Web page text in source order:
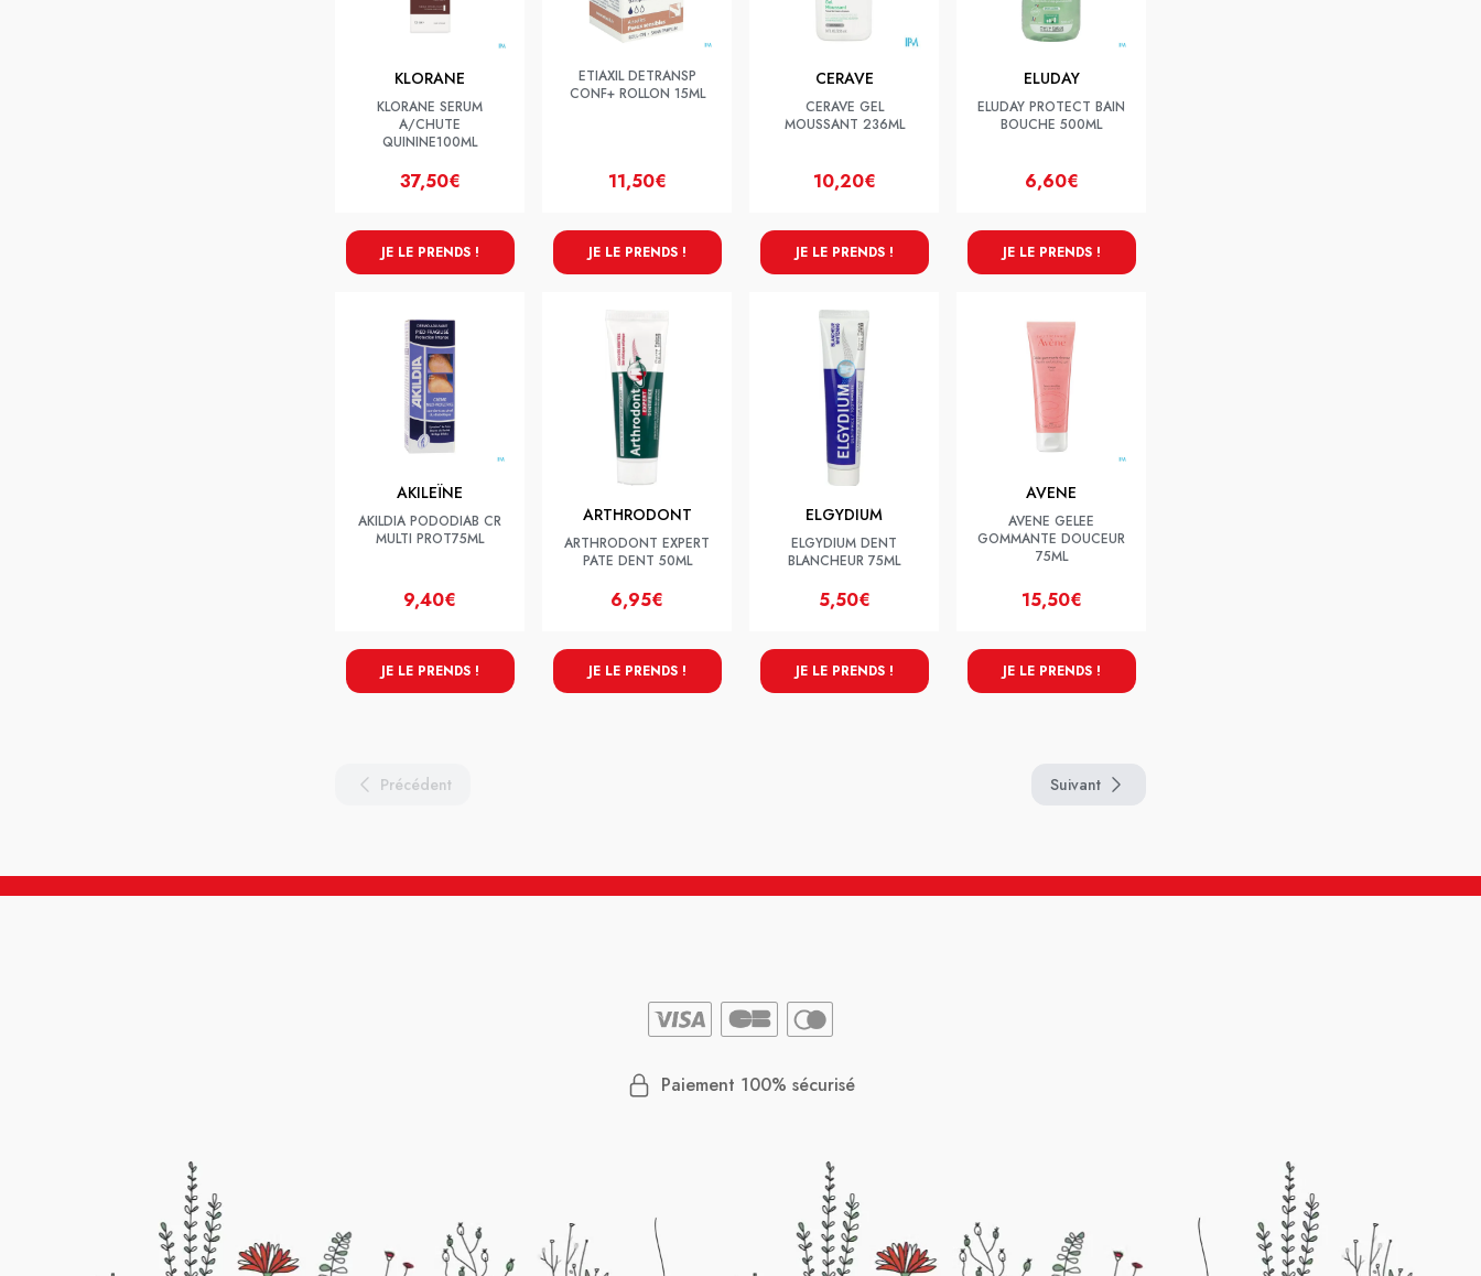
KLORANE
KLORANE SERUM
A/CHUTE
QUININE100ML
37,50€
JE LE PRENDS !
ETIAXIL DETRANSP
CONF+ ROLLON 15ML
11,50€
JE LE PRENDS !
CERAVE
CERAVE GEL
MOUSSANT 236ML
10,20€
JE LE PRENDS !
ELUDAY
ELUDAY PROTECT BAIN
BOUCHE 500ML
6,60€
JE LE PRENDS !
AKILEÏNE
AKILDIA PODODIAB CR
MULTI PROT75ML
9,40€
JE LE PRENDS !
ARTHRODONT
ARTHRODONT EXPERT
PATE DENT 50ML
6,95€
JE LE PRENDS !
ELGYDIUM
ELGYDIUM DENT
BLANCHEUR 75ML
5,50€
JE LE PRENDS !
AVENE
AVENE GELEE
GOMMANTE DOUCEUR
75ML
15,50€
JE LE PRENDS !
Précédent Suivant
Paiement 100% sécurisé